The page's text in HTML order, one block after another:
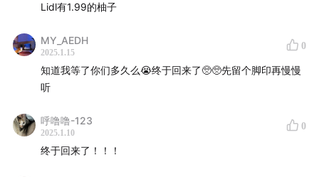
Lidl有1.99的柚子
MY_AEDH
2025.1.15
0
知道我等了你们多久么😭终于回来了🥺🥺先留个脚印再慢慢
听
呼噜噜-123
2025.1.10
0
终于回来了！！！